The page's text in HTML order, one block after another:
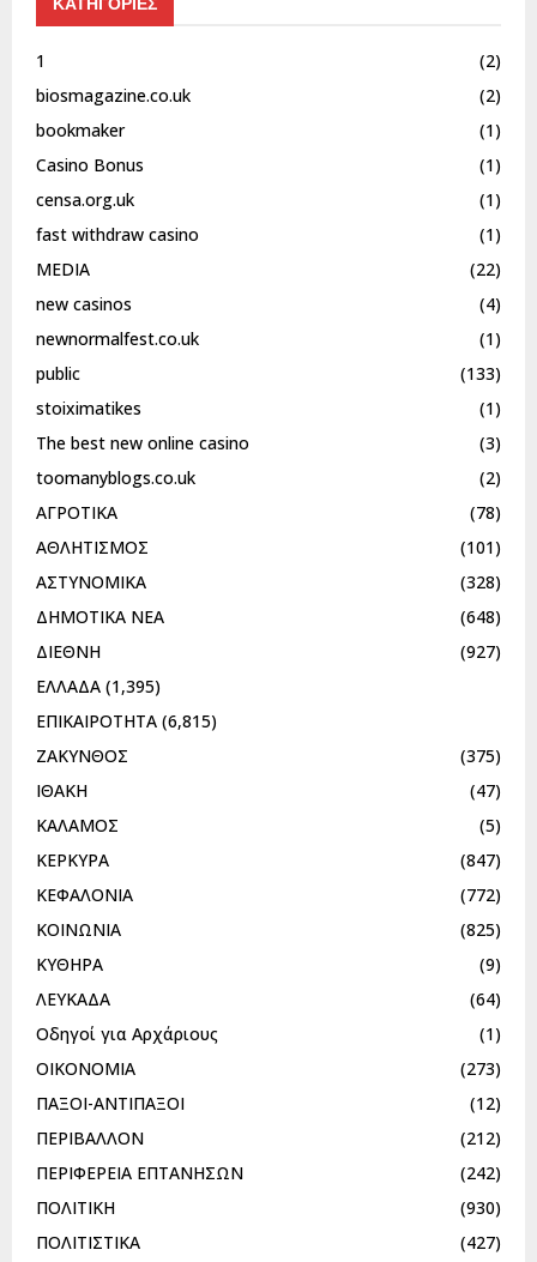
1
(2)
biosmagazine.co.uk
(2)
bookmaker
(1)
Casino Bonus
(1)
censa.org.uk
(1)
fast withdraw casino
(1)
MEDIA
(22)
new casinos
(4)
newnormalfest.co.uk
(1)
public
(133)
stoiximatikes
(1)
The best new online casino
(3)
toomanyblogs.co.uk
(2)
ΑΓΡΟΤΙΚΑ
(78)
ΑΘΛΗΤΙΣΜΟΣ
(101)
ΑΣΤΥΝΟΜΙΚΑ
(328)
ΔΗΜΟΤΙΚΑ ΝΕΑ
(648)
ΔΙΕΘΝΗ
(927)
ΕΛΛΑΔΑ (1,395)
ΕΠΙΚΑΙΡΟΤΗΤΑ (6,815)
ΖΑΚΥΝΘΟΣ
(375)
ΙΘΑΚΗ
(47)
ΚΑΛΑΜΟΣ
(5)
ΚΕΡΚΥΡΑ
(847)
ΚΕΦΑΛΟΝΙΑ
(772)
ΚΟΙΝΩΝΙΑ
(825)
ΚΥΘΗΡΑ
(9)
ΛΕΥΚΑΔΑ
(64)
Οδηγοί για Αρχάριους
(1)
ΟΙΚΟΝΟΜΙΑ
(273)
ΠΑΞΟΙ-ΑΝΤΙΠΑΞΟΙ
(12)
ΠΕΡΙΒΑΛΛΟΝ
(212)
ΠΕΡΙΦΕΡΕΙΑ ΕΠΤΑΝΗΣΩΝ
(242)
ΠΟΛΙΤΙΚΗ
(930)
ΠΟΛΙΤΙΣΤΙΚΑ
(427)